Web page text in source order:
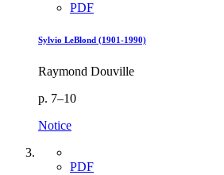
PDF
Sylvio LeBlond (1901-1990)
Raymond Douville
p. 7–10
Notice
PDF